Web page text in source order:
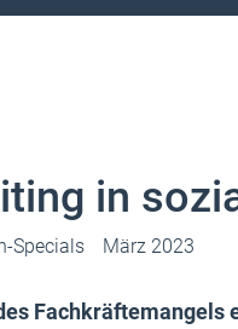
in
Specials März 2023